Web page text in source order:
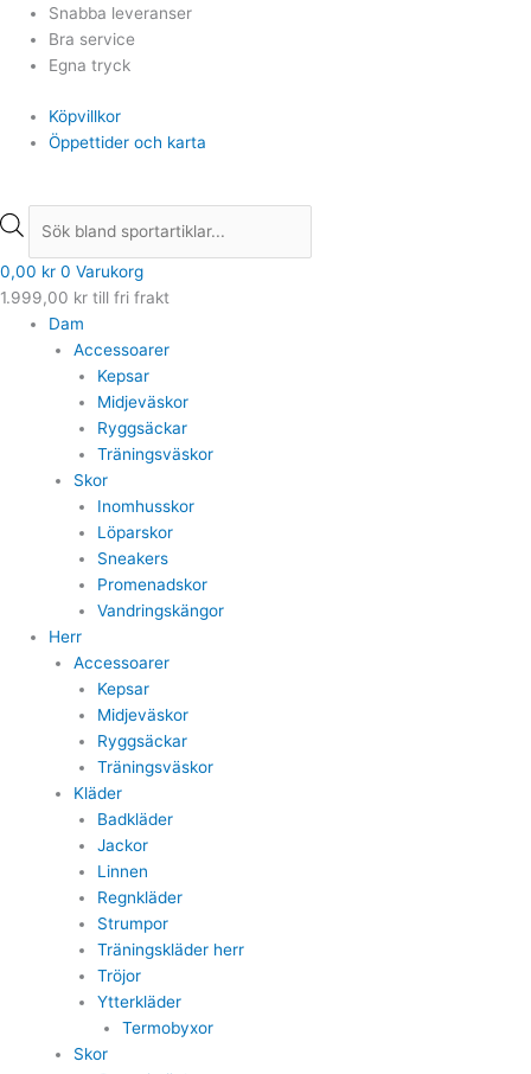
Hoppa
innehåll
Snabba leveranser
Bra service
Egna tryck
Köpvillkor
Öppettider och karta
Products
search
0,00 kr 0 Varukorg
1.999,00 kr till fri frakt
Dam
Accessoarer
Kepsar
Midjeväskor
Ryggsäckar
Träningsväskor
Skor
Inomhusskor
Löparskor
Sneakers
Promenadskor
Vandringskängor
Herr
Accessoarer
Kepsar
Midjeväskor
Ryggsäckar
Träningsväskor
Kläder
Badkläder
Jackor
Linnen
Regnkläder
Strumpor
Träningskläder herr
Tröjor
Ytterkläder
Termobyxor
Skor
Products
search
Det
ursprungliga
priset
1.499,00 kr.
Det
Det
ursprungliga
priset
1.699,00 kr.
Det